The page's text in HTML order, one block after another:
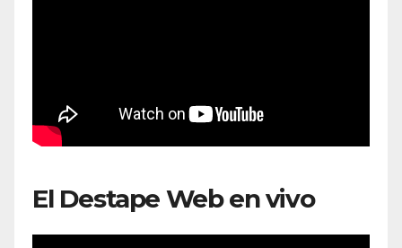
El Destape Web en vivo